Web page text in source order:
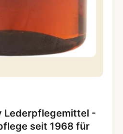
Lederpflegemittel -
seit 1968 für